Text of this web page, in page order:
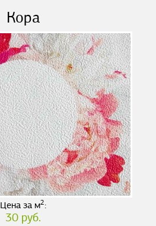
Кора
Цена за м2:
30 руб.